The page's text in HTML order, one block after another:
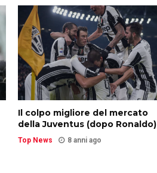
Il colpo migliore del mercato
della Juventus (dopo Ronaldo)
Top News 8 anni ago